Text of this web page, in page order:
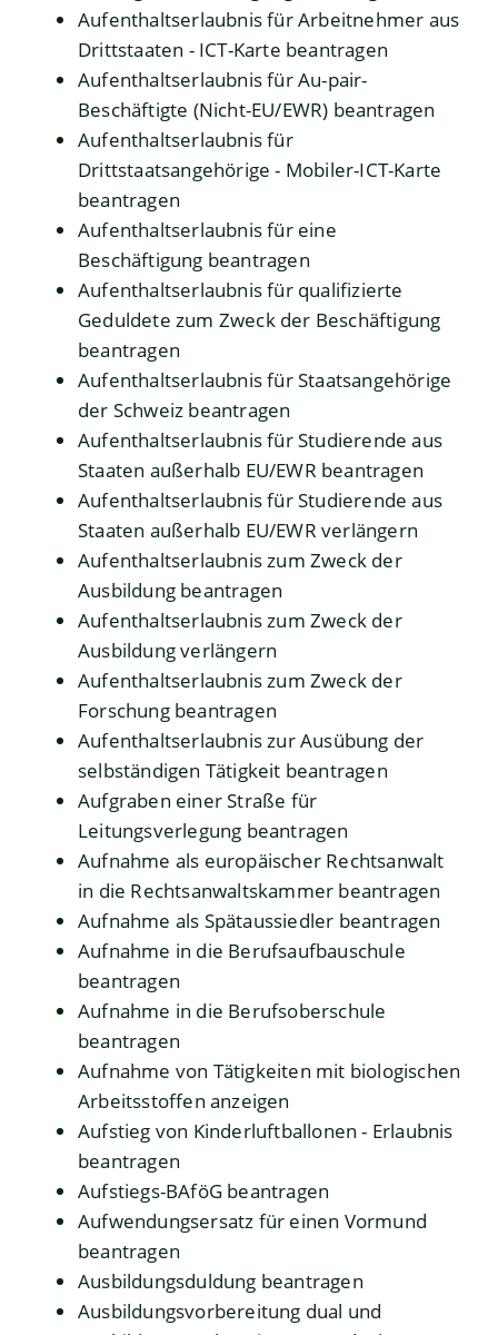
Aufenthaltserlaubnis für Arbeitnehmer aus
Drittstaaten - ICT-Karte beantragen
Aufenthaltserlaubnis für Au-pair-
Beschäftigte (Nicht-EU/EWR) beantragen
Aufenthaltserlaubnis für
Drittstaatsangehörige - Mobiler-ICT-Karte
beantragen
Aufenthaltserlaubnis für eine
Beschäftigung beantragen
Aufenthaltserlaubnis für qualifizierte
Geduldete zum Zweck der Beschäftigung
beantragen
Aufenthaltserlaubnis für Staatsangehörige
der Schweiz beantragen
Aufenthaltserlaubnis für Studierende aus
Staaten außerhalb EU/EWR beantragen
Aufenthaltserlaubnis für Studierende aus
Staaten außerhalb EU/EWR verlängern
Aufenthaltserlaubnis zum Zweck der
Ausbildung beantragen
Aufenthaltserlaubnis zum Zweck der
Ausbildung verlängern
Aufenthaltserlaubnis zum Zweck der
Forschung beantragen
Aufenthaltserlaubnis zur Ausübung der
selbständigen Tätigkeit beantragen
Aufgraben einer Straße für
Leitungsverlegung beantragen
Aufnahme als europäischer Rechtsanwalt
in die Rechtsanwaltskammer beantragen
Aufnahme als Spätaussiedler beantragen
Aufnahme in die Berufsaufbauschule
beantragen
Aufnahme in die Berufsoberschule
beantragen
Aufnahme von Tätigkeiten mit biologischen
Arbeitsstoffen anzeigen
Aufstieg von Kinderluftballonen - Erlaubnis
beantragen
Aufstiegs-BAföG beantragen
Aufwendungsersatz für einen Vormund
beantragen
Ausbildungsduldung beantragen
Ausbildungsvorbereitung dual und